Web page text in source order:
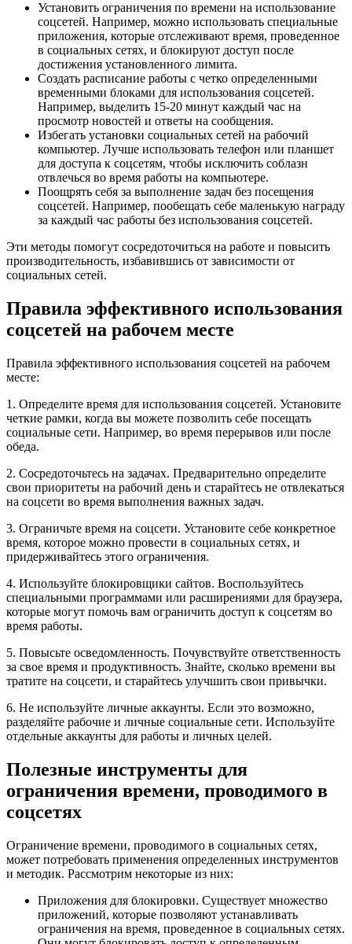
Установить ограничения по времени на использование
соцсетей. Например, можно использовать специальные
приложения, которые отслеживают время, проведенное
в социальных сетях, и блокируют доступ после
достижения установленного лимита.
Создать расписание работы с четко определенными
временными блоками для использования соцсетей.
Например, выделить 15-20 минут каждый час на
просмотр новостей и ответы на сообщения.
Избегать установки социальных сетей на рабочий
компьютер. Лучше использовать телефон или планшет
для доступа к соцсетям, чтобы исключить соблазн
отвлечься во время работы на компьютере.
Поощрять себя за выполнение задач без посещения
соцсетей. Например, пообещать себе маленькую награду
за каждый час работы без использования соцсетей.
Эти методы помогут сосредоточиться на работе и повысить
производительность, избавившись от зависимости от
социальных сетей.
Правила эффективного использования
соцсетей на рабочем месте
Правила эффективного использования соцсетей на рабочем
месте:
1. Определите время для использования соцсетей. Установите
четкие рамки, когда вы можете позволить себе посещать
социальные сети. Например, во время перерывов или после
обеда.
2. Сосредоточьтесь на задачах. Предварительно определите
свои приоритеты на рабочий день и старайтесь не отвлекаться
на соцсети во время выполнения важных задач.
3. Ограничьте время на соцсети. Установите себе конкретное
время, которое можно провести в социальных сетях, и
придерживайтесь этого ограничения.
4. Используйте блокировщики сайтов. Воспользуйтесь
специальными программами или расширениями для браузера,
которые могут помочь вам ограничить доступ к соцсетям во
время работы.
5. Повысьте осведомленность. Почувствуйте ответственность
за свое время и продуктивность. Знайте, сколько времени вы
тратите на соцсети, и старайтесь улучшить свои привычки.
6. Не используйте личные аккаунты. Если это возможно,
разделяйте рабочие и личные социальные сети. Используйте
отдельные аккаунты для работы и личных целей.
Полезные инструменты для
ограничения времени, проводимого в
соцсетях
Ограничение времени, проводимого в социальных сетях,
может потребовать применения определенных инструментов
и методик. Рассмотрим некоторые из них:
Приложения для блокировки. Существует множество
приложений, которые позволяют устанавливать
ограничения на время, проведенное в социальных сетях.